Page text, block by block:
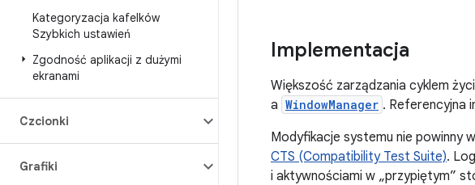
Kategoryzacja kafelków
Szybkich ustawień
Zgodność aplikacji z dużymi
ekranami
Czcionki
Grafiki
Implementacja
Większość zarządzania cyklem
a WindowManager . Referencyjna
Modyfikacje systemu nie powinny
CTS (Compatibility Test Suite).
i aktywnościami w „przypiętym”